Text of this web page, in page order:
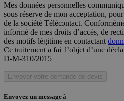
Mes données personnelles
sous réserve de mon acceptation,
de la société Télécontact.
informé de mes droits d’accès, de
des motifs légitime en contactant
Ce traitement a fait l’objet d’une
D-M-310/2015
Envoyer votre demande de devis
Envoyez un message à